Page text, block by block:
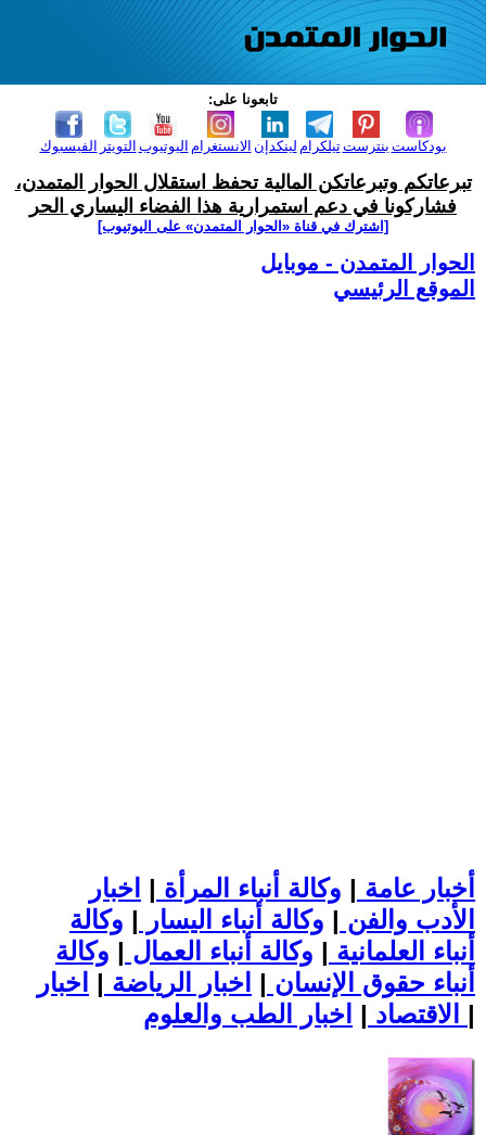
تابعونا على:
الفيسبوك التويتر اليوتيوب الانستغرام لينكدإن تيلكرامبنترست بودكاست
تبرعاتكم وتبرعاتكن المالية تحفظ استقلال الحوار المتمدن،
فشاركونا في دعم استمرارية هذا الفضاء اليساري الحر
[اشترك في قناة ‫«الحوار المتمدن» على اليوتيوب]
الحوار المتمدن - موبايل
الموقع الرئيسي
أخبار عامة | وكالة أنباء المرأة | اخبار
الأدب والفن | وكالة أنباء اليسار | وكالة
أنباء العلمانية | وكالة أنباء العمال | وكالة
أنباء حقوق الإنسان | اخبار الرياضة | اخبار
الاقتصاد | |